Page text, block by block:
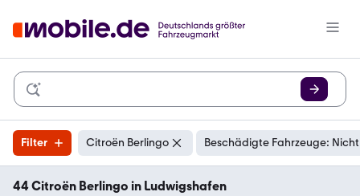
Filter Citroën Berlingo Beschädigte Fahrzeuge:
44 Citroën Berlingo in Ludwigshafen